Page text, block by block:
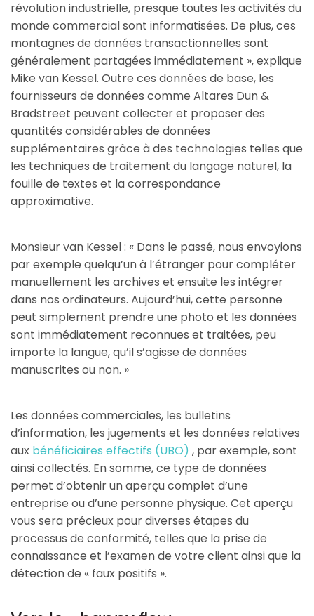
révolution industrielle, presque toutes les activités du
monde commercial sont informatisées. De plus, ces
montagnes de données transactionnelles sont
généralement partagées immédiatement », explique
Mike van Kessel. Outre ces données de base, les
fournisseurs de données comme Altares Dun &
Bradstreet peuvent collecter et proposer des
quantités considérables de données
supplémentaires grâce à des technologies telles que
les techniques de traitement du langage naturel, la
fouille de textes et la correspondance
approximative.
Monsieur van Kessel : « Dans le passé, nous envoyions
par exemple quelqu’un à l’étranger pour compléter
manuellement les archives et ensuite les intégrer
dans nos ordinateurs. Aujourd’hui, cette personne
peut simplement prendre une photo et les données
sont immédiatement reconnues et traitées, peu
importe la langue, qu’il s’agisse de données
manuscrites ou non. »
Les données commerciales, les bulletins
d’information, les jugements et les données relatives
aux bénéficiaires effectifs (UBO) , par exemple, sont
ainsi collectés. En somme, ce type de données
permet d’obtenir un aperçu complet d’une
entreprise ou d’une personne physique. Cet aperçu
vous sera précieux pour diverses étapes du
processus de conformité, telles que la prise de
connaissance et l’examen de votre client ainsi que la
détection de « faux positifs ».